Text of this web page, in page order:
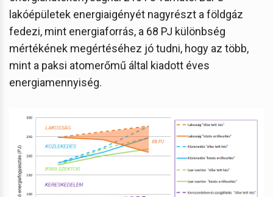
lakóépületek energiaigényét nagyrészt a földgáz
fedezi, mint energiaforrás, a 68 PJ különbség
mértékének megértéséhez jó tudni, hogy az több,
mint a paksi atomerőmű által kiadott éves
energiamennyiség.